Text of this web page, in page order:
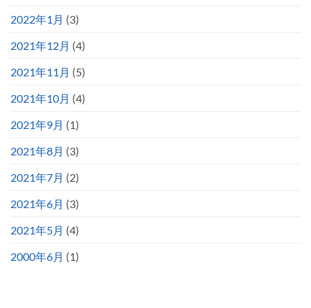
2022年1月 (3)
2021年12月 (4)
2021年11月 (5)
2021年10月 (4)
2021年9月 (1)
2021年8月 (3)
2021年7月 (2)
2021年6月 (3)
2021年5月 (4)
2000年6月 (1)